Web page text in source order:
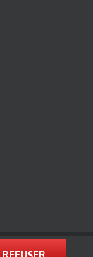
REFUSER